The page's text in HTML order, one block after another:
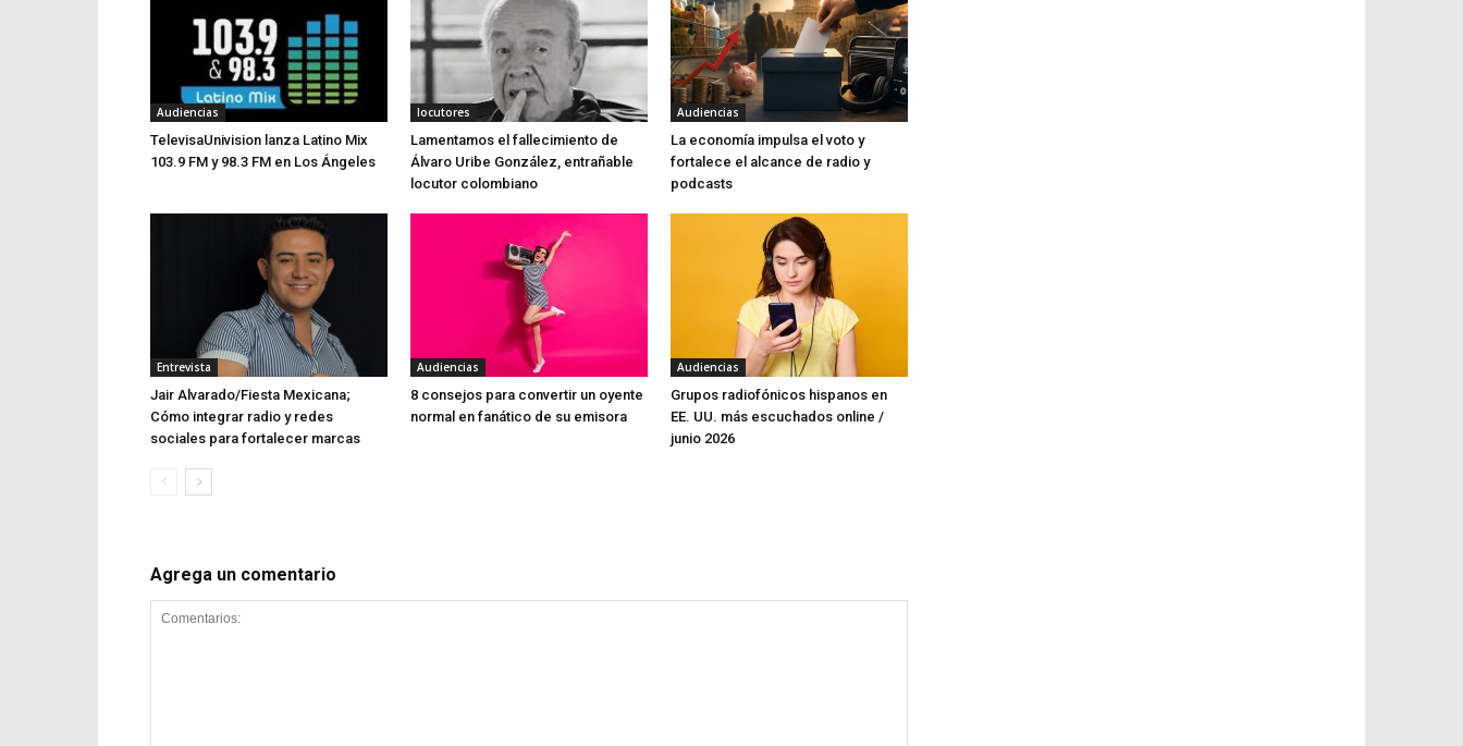
Audiencias
TelevisaUnivision lanza Latino Mix
103.9 FM y 98.3 FM en Los Ángeles
locutores
Lamentamos el fallecimiento de
Álvaro Uribe González, entrañable
locutor colombiano
Audiencias
La economía impulsa el voto y
fortalece el alcance de radio y
podcasts
Entrevista
Jair Alvarado/Fiesta Mexicana;
Cómo integrar radio y redes
sociales para fortalecer marcas
Audiencias
8 consejos para convertir un oyente
normal en fanático de su emisora
Audiencias
Grupos radiofónicos hispanos en
EE. UU. más escuchados online /
junio 2026
Agrega un comentario